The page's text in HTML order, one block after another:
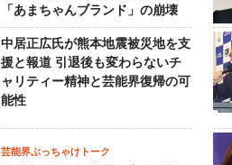
「あまちゃんブランド」の崩壊
中居正広氏が熊本地震被災地を支
援と報道 引退後も変わらないチ
ャリティー精神と芸能界復帰の可
能性
芸能界ぶっちゃけトーク